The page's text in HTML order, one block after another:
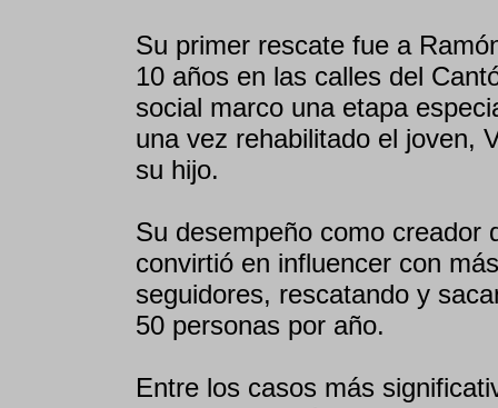
Su primer rescate fue a
10 años en las calles del
social marco una etapa
una vez rehabilitado el joven,
su hijo.
Su desempeño como creador
convirtió en influencer con
seguidores, rescatando y
50 personas por año.
Entre los casos más